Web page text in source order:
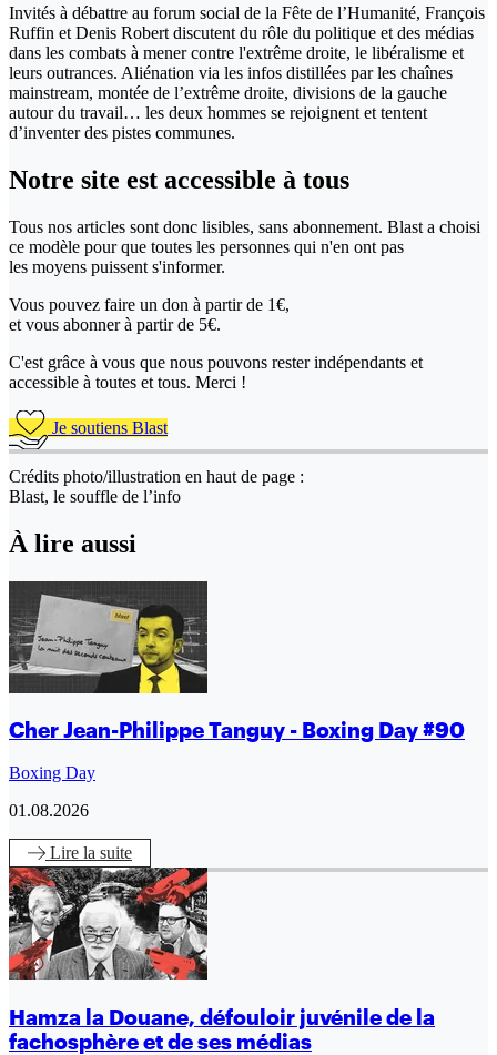
Invités à débattre au forum social de la Fête de l’Humanité, François
Ruffin et Denis Robert discutent du rôle du politique et des médias
dans les combats à mener contre l'extrême droite, le libéralisme et
leurs outrances. Aliénation via les infos distillées par les chaînes
mainstream, montée de l’extrême droite, divisions de la gauche
autour du travail… les deux hommes se rejoignent et tentent
d’inventer des pistes communes.
Notre site est accessible à tous
Tous nos articles sont donc lisibles, sans abonnement. Blast a choisi
ce modèle pour que toutes les personnes qui n'en ont pas
les moyens puissent s'informer.
Vous pouvez faire un don à partir de 1€,
et vous abonner à partir de 5€.
C'est grâce à vous que nous pouvons rester indépendants et
accessible à toutes et tous. Merci !
Je soutiens Blast
Crédits photo/illustration en haut de page :
Blast, le souffle de l’info
À lire aussi
Cher Jean-Philippe Tanguy - Boxing Day #90
Boxing Day
01.08.2026
Lire la suite
Hamza la Douane, défouloir juvénile de la
fachosphère et de ses médias